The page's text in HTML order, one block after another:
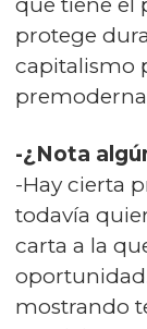
protege
capitalismo
-¿Nota
-Hay cierta
todavía
carta a la
mostrando